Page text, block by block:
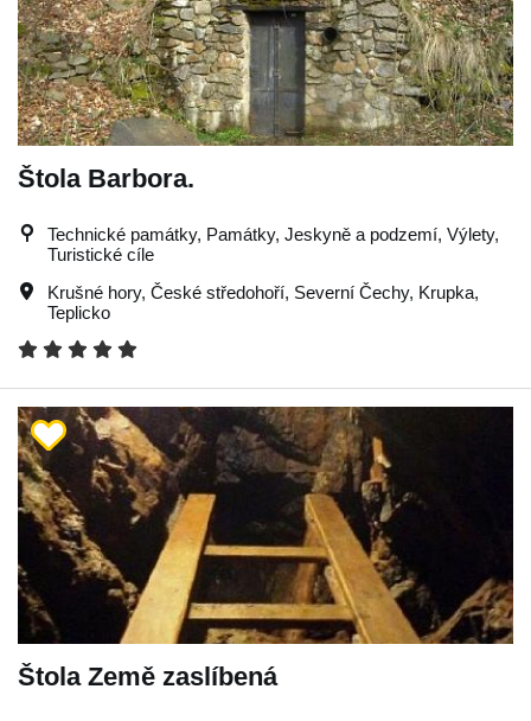
Štola Barbora.
Technické památky, Památky, Jeskyně a podzemí, Výlety,
Turistické cíle
Krušné hory, České středohoří, Severní Čechy, Krupka,
Teplicko
Štola Země zaslíbená